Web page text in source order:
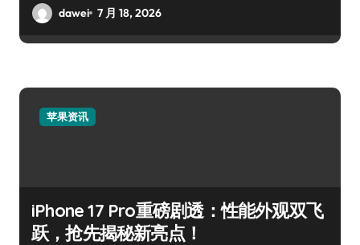
dawei 7 月 18, 2026
苹果资讯
iPhone 17 Pro重磅剧透：性能外观双飞
跃，抢先揭秘新亮点！